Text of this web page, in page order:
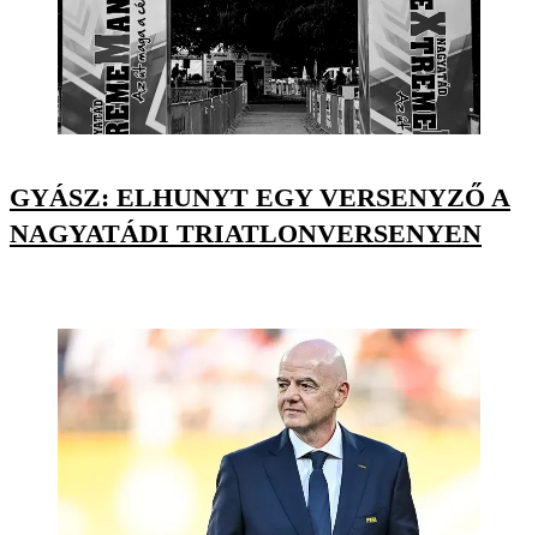
GYÁSZ: ELHUNYT EGY VERSENYZŐ A
NAGYATÁDI TRIATLONVERSENYEN